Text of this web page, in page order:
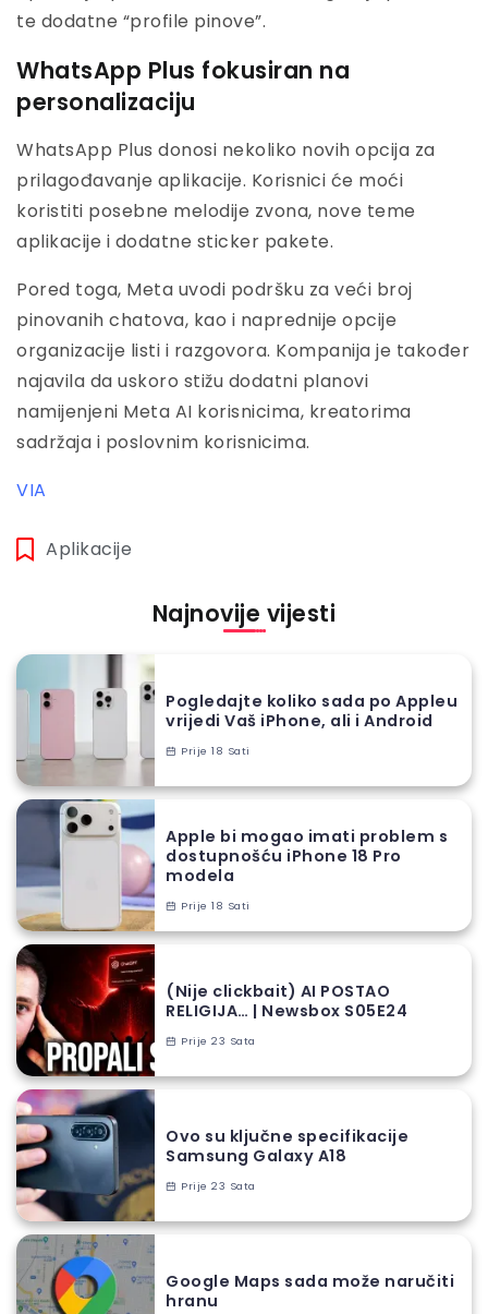
te dodatne “profile pinove”.
WhatsApp Plus fokusiran na
personalizaciju
WhatsApp Plus donosi nekoliko novih opcija za
prilagođavanje aplikacije. Korisnici će moći
koristiti posebne melodije zvona, nove teme
aplikacije i dodatne sticker pakete.
Pored toga, Meta uvodi podršku za veći broj
pinovanih chatova, kao i naprednije opcije
organizacije listi i razgovora. Kompanija je također
najavila da uskoro stižu dodatni planovi
namijenjeni Meta AI korisnicima, kreatorima
sadržaja i poslovnim korisnicima.
VIA
Aplikacije
Najnovije vijesti
Pogledajte koliko sada po Appleu
vrijedi Vaš iPhone, ali i Android
Prije 18 Sati
Apple bi mogao imati problem s
dostupnošću iPhone 18 Pro
modela
Prije 18 Sati
(Nije clickbait) AI POSTAO
RELIGIJA… | Newsbox S05E24
Prije 23 Sata
Ovo su ključne specifikacije
Samsung Galaxy A18
Prije 23 Sata
Google Maps sada može naručiti
hranu